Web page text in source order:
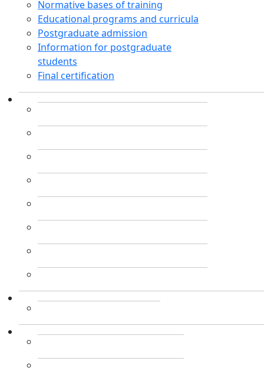
Normative bases of training
Educational programs and curricula
Postgraduate admission
Information for postgraduate
students
Final certification